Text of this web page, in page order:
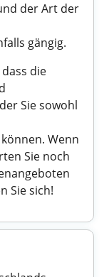
der Art der
gängig.
die
Sie sowohl
Wenn
Sie noch
Sie sich!